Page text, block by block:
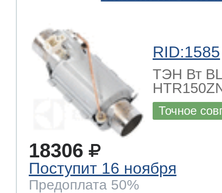
RID:1585
ТЭН Вт
Точное
18306
Поступит 16 ноября
Предоплата 50%